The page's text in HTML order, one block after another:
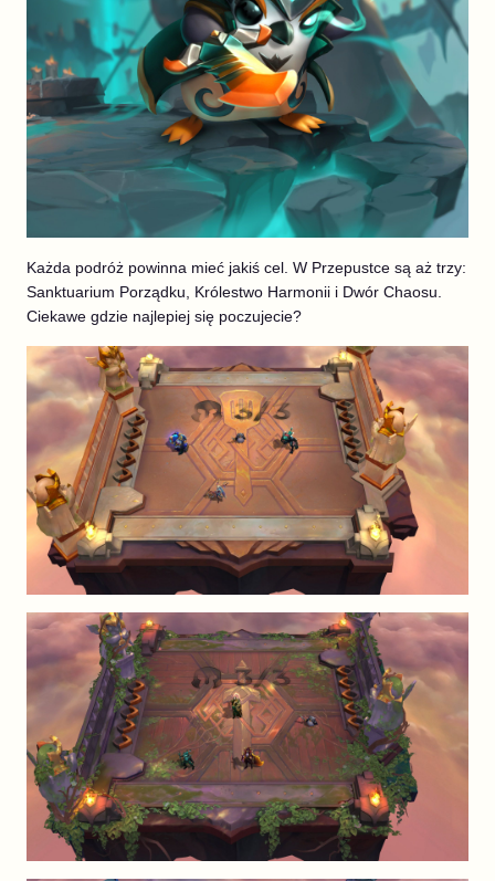
Każda podróż powinna mieć jakiś cel. W Przepustce są aż trzy:
Sanktuarium Porządku, Królestwo Harmonii i Dwór Chaosu.
Ciekawe gdzie najlepiej się poczujecie?